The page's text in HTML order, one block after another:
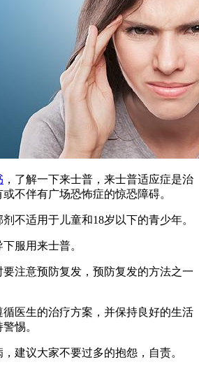
，了解一下来士普，来士普适应症是治
不伴有广场恐怖症的惊恐障碍。
不适用于儿童和18岁以下的青少年。
服用来士普。
注意预防复发，预防复发的方法之一
医生的治疗方案，并保持良好的生活
惕。
建议大家不要过多的抱怨，自责。